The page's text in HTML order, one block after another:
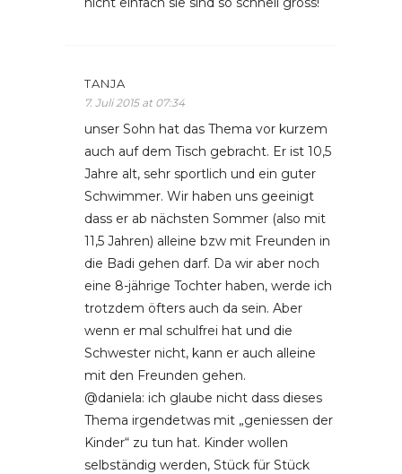
TANJA
7. Juli 2015 at 07:34
unser Sohn hat das Thema vor kurzem
auch auf dem Tisch gebracht. Er ist 10,5
Jahre alt, sehr sportlich und ein guter
Schwimmer. Wir haben uns geeinigt
dass er ab nächsten Sommer (also mit
11,5 Jahren) alleine bzw mit Freunden in
die Badi gehen darf. Da wir aber noch
eine 8-jährige Tochter haben, werde ich
trotzdem öfters auch da sein. Aber
wenn er mal schulfrei hat und die
Schwester nicht, kann er auch alleine
mit den Freunden gehen.
@daniela: ich glaube nicht dass dieses
Thema irgendetwas mit „geniessen der
Kinder“ zu tun hat. Kinder wollen
selbständig werden, Stück für Stück